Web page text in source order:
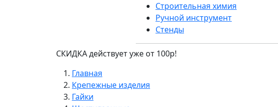
Строительная химия
Ручной инструмент
Стенды
СКИДКА действует уже от 100р!
Главная
Крепежные изделия
Гайки